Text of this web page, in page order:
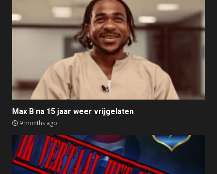
Max B na 15 jaar weer vrijgelaten
9 months ago